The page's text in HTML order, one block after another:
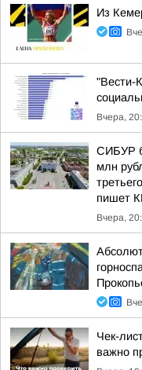
Из
"Вести-
Вчера,
СИБУР
млн
пишет
Вчера,
Чек-
важно